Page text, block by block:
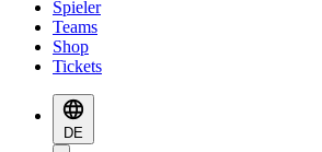
Spieler
Teams
Shop
Tickets
DE